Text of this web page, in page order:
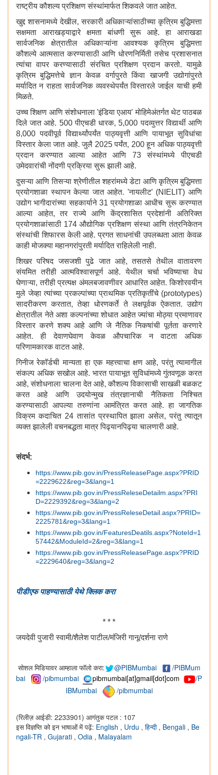
राष्ट्रीय कौशल्य प्रशिक्षण संस्थांमार्फत शिकवले जात आहेत.
खुद्द शासनामध्ये देखील, सरकारी अधिकाऱ्यांसाठीच्या कृत्रिम बुद्धिमत्ता
सक्षमता आराखड्याद्वारे क्षमता बांधणी सुरू आहे. हा आराखडा
सार्वजनिक क्षेत्रातील अधिकाऱ्यांना आवश्यक कृत्रिम बुद्धिमत्ता
कौशल्ये आत्मसात करण्यासाठी आणि धोरणनिर्मिती तसेच प्रशासनात
त्यांचा वापर करण्यासाठी संरचित प्रशिक्षण प्रदान करतो. यामुळे
कृत्रिम बुद्धिमत्तेचे ज्ञान केवळ वर्गापुरते किंवा खाजगी उद्योगांपुरते
मर्यादित न राहता सार्वजनिक व्यवस्थेपर्यंत विस्तारले जाईल याची हमी
मिळते.
उच्च शिक्षण आणि संशोधनाला 'इंडिया एआय' मोहिमेअंतर्गत थेट पाठबळ
दिले जात आहे. 500 पीएचडी धारक, 5,000 पदव्युत्तर विद्यार्थी आणि
8,000 पदवीपूर्व विद्यार्थ्यांपर्यंत पाठ्यवृत्ती आणि पायाभूत सुविधांचा
विस्तार केला जात आहे. जुलै 2025 पर्यंत, 200 हून अधिक पाठ्यवृत्ती
प्रदान करण्यात आल्या आहेत आणि 73 संस्थांमध्ये पीएचडी
उमेदवारांची नोंदणी प्रक्रिया सुरू झाली आहे.
दुसऱ्या आणि तिसऱ्या श्रेणीतील शहरांमध्ये डेटा आणि कृत्रिम बुद्धिमत्ता
प्रयोगशाळा स्थापन केल्या जात आहेत. 'नायलीट' (NIELIT) आणि
उद्योग भागीदारांच्या सहकार्याने 31 प्रयोगशाळा आधीच सुरू करण्यात
आल्या आहेत, तर राज्ये आणि केंद्रशासित प्रदेशांनी अतिरिक्त
प्रयोगशाळांसाठी 174 औद्योगिक प्रशिक्षण संस्था आणि तंत्रनिकेतन
संस्थांची शिफारस केली आहे. प्रगत साधनांची उपलब्धता आता केवळ
काही मोजक्या महानगरांपुरती मर्यादित राहिलेली नाही.
शिखर परिषद जसजशी पुढे जात आहे, तसतसे तेथील वातावरण
संयमित तरीही आत्मविश्वासपूर्ण आहे. येथील चर्चा भविष्याचा वेध
घेणाऱ्या, तरीही प्रत्यक्ष अंमलबजावणीवर आधारित आहेत. किशोरवयीन
मुले जेव्हा त्यांच्या प्रकल्पांच्या प्राथमिक प्रतिकृतींचे (prototypes)
सादरीकरण करतात, तेव्हा धोरणकर्ते ते लक्षपूर्वक ऐकतात. उद्योग
क्षेत्रातील नेते अशा कल्पनांच्या शोधात आहेत ज्यांचा मोठ्या प्रमाणावर
विस्तार करणे शक्य आहे आणि जे नैतिक निकषांची पूर्तता करणारे
आहेत. ही देवाणघेवाण केवळ औपचारिक न वाटता अधिक
परिणामकारक वाटत आहे.
गिनीज रेकॉर्डची मान्यता हा एक महत्त्वाचा क्षण आहे, परंतु त्यामागील
संकल्प अधिक सखोल आहे. भारत पायाभूत सुविधांमध्ये गुंतवणूक करत
आहे, संशोधनाला चालना देत आहे, कौशल्य विकासाची साखळी बळकट
करत आहे आणि उदयोन्मुख तंत्रज्ञानाची नैतिकता निश्चित
करण्यासाठी आपल्या तरुणांना आमंत्रित करत आहे. हा जागतिक
विक्रम कदाचित 24 तासांत प्रस्थापित झाला असेल, परंतु त्यातून
व्यक्त झालेली वचनबद्धता मात्र पिढ्यानपिढ्या चालणारी आहे.
संदर्भ:
https://www.pib.gov.in/PressReleasePage.aspx?PRID
=2229622&reg=3&lang=1
https://www.pib.gov.in/PressReleseDetailm.aspx?PRI
D=2229392&reg=3&lang=2
https://www.pib.gov.in/PressReleseDetail.aspx?PRID=
2225781&reg=3&lang=1
https://www.pib.gov.in/FeaturesDeatils.aspx?NoteId=1
57442&ModuleId=2&reg=3&lang=1
https://www.pib.gov.in/PressReleasePage.aspx?PRID
=2229640&reg=3&lang=2
पीडीएफ पाहण्यासाठी येथे क्लिक करा
* * *
जयदेवी पुजारी स्‍वामी/शैलेश पाटील/मंजिरी गानू/दर्शना राणे
सोशल मिडियावर आम्हाला फॉलो करा: @PIBMumbai /PIBMum
bai
/pibmumbai pibmumbai[at]gmail[dot]com
/P
IBMumbai
/pibmumbai
(रिलीज़ आईडी: 2233901) आगंतुक पटल : 107
इस विज्ञप्ति को इन भाषाओं में पढ़ें: English , Urdu , हिन्दी , Bengali , Be
ngali-TR , Gujarati , Odia , Malayalam